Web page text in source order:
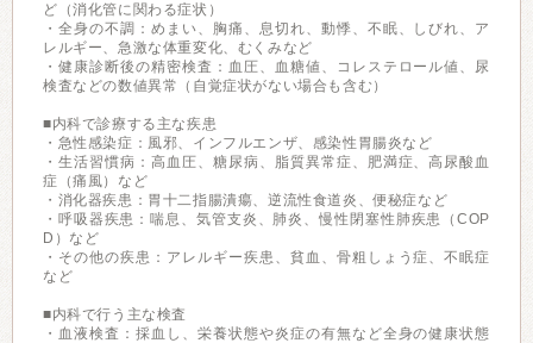
ど（消化管に関わる症状）
・全身の不調：めまい、胸痛、息切れ、動悸、不眠、しびれ、ア
レルギー、急激な体重変化、むくみなど
・健康診断後の精密検査：血圧、血糖値、コレステロール値、尿
検査などの数値異常（自覚症状がない場合も含む）
■内科で診療する主な疾患
・急性感染症：風邪、インフルエンザ、感染性胃腸炎など
・生活習慣病：高血圧、糖尿病、脂質異常症、肥満症、高尿酸血
症（痛風）など
・消化器疾患：胃十二指腸潰瘍、逆流性食道炎、便秘症など
・呼吸器疾患：喘息、気管支炎、肺炎、慢性閉塞性肺疾患（COP
D）など
・その他の疾患：アレルギー疾患、貧血、骨粗しょう症、不眠症
など
■内科で行う主な検査
・血液検査：採血し、栄養状態や炎症の有無など全身の健康状態